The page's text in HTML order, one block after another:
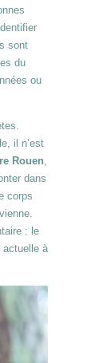
sont
du
ou
il n’est
Rouen,
dans
corps
: le
actuelle à